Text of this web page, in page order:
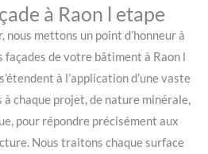
à Raon l etape
mettons un point d’honneur à
de votre bâtiment à Raon l
à l’application d’une vaste
à chaque projet, de nature minérale,
pour répondre précisément aux
Nous traitons chaque surface